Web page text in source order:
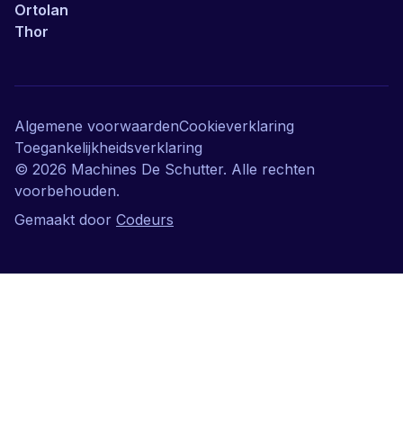
Ortolan
Thor
© 2026 Machines De Schutter. Alle rechten
voorbehouden.
Gemaakt door Codeurs
Algemene voorwaardenCookieverklaring
Toegankelijkheidsverklaring